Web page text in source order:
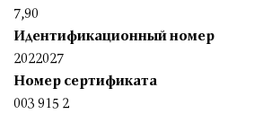
7,90
Идентификационный номер
2022027
Номер сертификата
003 915 2